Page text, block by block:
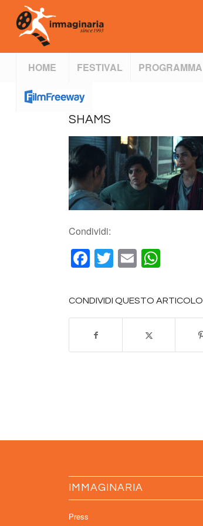
HOME FESTIVAL PROGRAMMA
SHAMS
Condividi:
Facebook
Twitter
Email
CONDIVIDI QUESTO ARTICOLO
IMMAGINARIA
Press